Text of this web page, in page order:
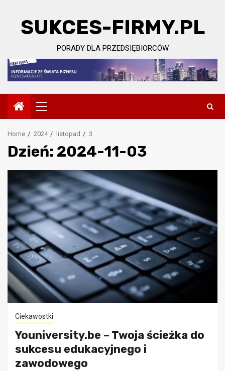
contentSUKCES-FIRMY.PL
PORADY DLA PRZEDSIĘBIORCÓW
Primary
Menu
Home 2024 listopad 3
Dzień: 2024-11-03
Ciekawostki
Youniversity.be – Twoja ścieżka do
sukcesu edukacyjnego i
zawodowego